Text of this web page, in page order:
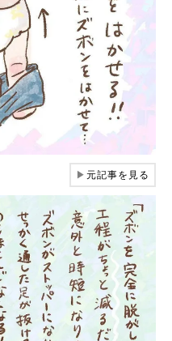
▶元記事を見る